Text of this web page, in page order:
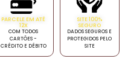
PARCELE EM ATÉ
12X
COM TODOS
CARTÕES -
CRÉDITO E DÉBITO
SITE 100%
SEGURO
DADOS SEGUROS E
PROTEGIDOS PELO
SITE